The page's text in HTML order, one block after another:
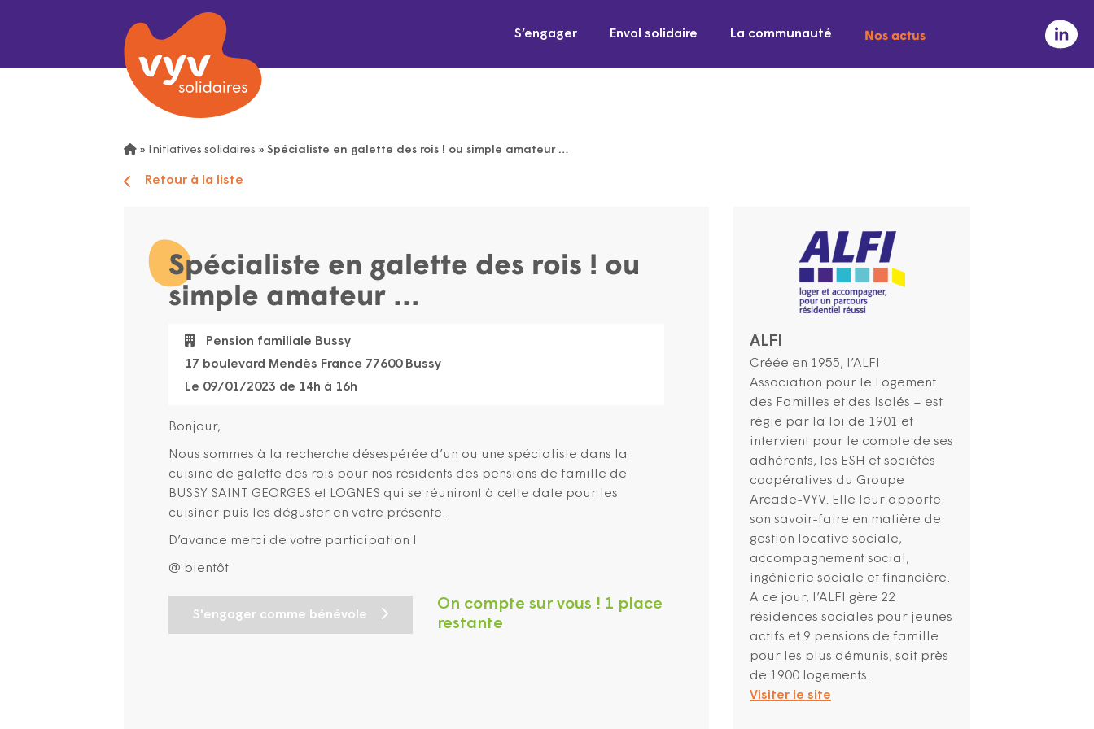
S’engager Envol solidaire La communauté Nos actus
» Initiatives solidaires » Spécialiste en galette des rois ! ou simple amateur …
Retour à la liste
Spécialiste en galette des rois ! ou
simple amateur …
Pension familiale Bussy
17 boulevard Mendès France 77600 Bussy
Le 09/01/2023 de 14h à 16h
Bonjour,
Nous sommes à la recherche désespérée d’un ou une spécialiste dans la
cuisine de galette des rois pour nos résidents des pensions de famille de
BUSSY SAINT GEORGES et LOGNES qui se réuniront à cette date pour les
cuisiner puis les déguster en votre présente.
D’avance merci de votre participation !
@ bientôt
S'engager comme bénévole
On compte sur vous ! 1 place
restante
ALFI
Créée en 1955, l’ALFI-
Association pour le Logement
des Familles et des Isolés – est
régie par la loi de 1901 et
intervient pour le compte de ses
adhérents, les ESH et sociétés
coopératives du Groupe
Arcade-VYV. Elle leur apporte
son savoir-faire en matière de
gestion locative sociale,
accompagnement social,
ingénierie sociale et financière.
A ce jour, l’ALFI gère 22
résidences sociales pour jeunes
actifs et 9 pensions de famille
pour les plus démunis, soit près
de 1900 logements.
Visiter le site